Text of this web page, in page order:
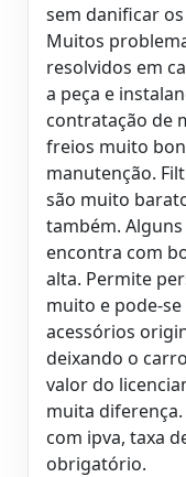
sem danificar
Muitos
resolvidos em
a peça e
contratação de
freios muito
manutenção.
são muito
também.
encontra com
alta. Permite
muito e pode-
acessórios
deixando o
valor do
muita diferença.
com ipva, taxa
obrigatório.